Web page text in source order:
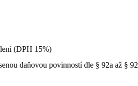
(DPH 15%)
daňovou povinností dle § 92a až §